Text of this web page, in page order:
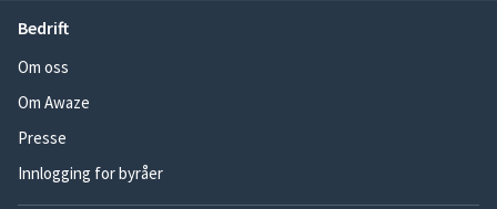
Bedrift
Om oss
Om Awaze
Presse
Innlogging for byråer